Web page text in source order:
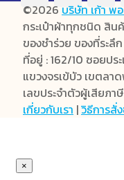
©2026 บริษัท เก้า พ
กระเป๋าผ้าทุกชนิด สิน
ของชำร่วย ของที่ระลึ
ที่อยู่ : 162/10 ซอยปร
แขวงจรเข้บัว เขตลา
เลขประจำตัวผู้เสียภ
เกี่ยวกับเรา |วิธีการสั่
×